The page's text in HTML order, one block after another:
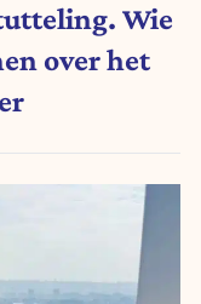
Wie
over het